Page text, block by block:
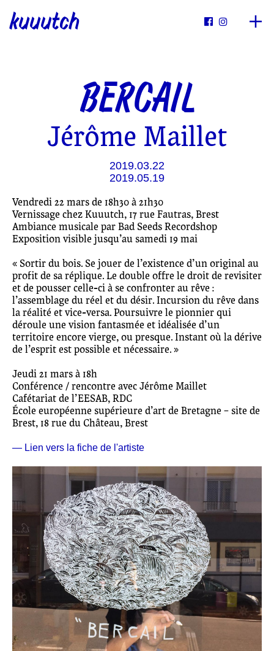
kuuutch  
BERCAIL
Jérôme Maillet
2019.03.22
2019.05.19
Vendredi 22 mars de 18h30 à 21h30
Vernissage chez Kuuutch, 17 rue Fautras, Brest
Ambiance musicale par Bad Seeds Recordshop
Exposition visible jusqu’au samedi 19 mai
« Sortir du bois. Se jouer de l’existence d’un original au
profit de sa réplique. Le double offre le droit de revisiter
et de pousser celle-ci à se confronter au rêve :
l’assemblage du réel et du désir. Incursion du rêve dans
la réalité et vice-versa. Poursuivre le pionnier qui
déroule une vision fantasmée et idéalisée d’un
territoire encore vierge, ou presque. Instant où la dérive
de l’esprit est possible et nécessaire. »
Jeudi 21 mars à 18h
Conférence / rencontre avec Jérôme Maillet
Cafétariat de l’EESAB, RDC
École européenne supérieure d’art de Bretagne – site de
Brest, 18 rue du Château, Brest
— Lien vers la fiche de l'artiste